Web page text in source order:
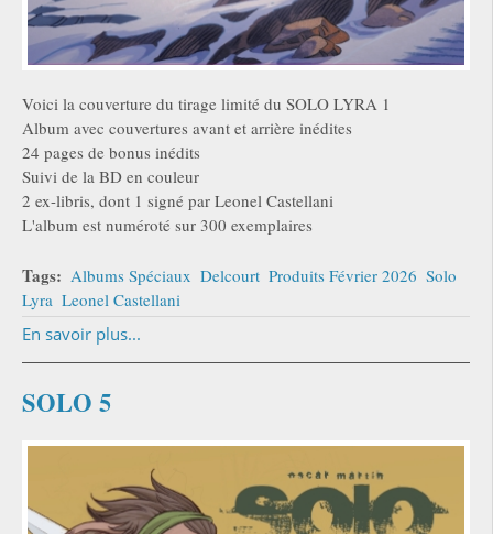
Voici la couverture du tirage limité du SOLO LYRA 1
Album avec couvertures avant et arrière inédites
24 pages de bonus inédits
Suivi de la BD en couleur
2 ex-libris, dont 1 signé par Leonel Castellani
L'album est numéroté sur 300 exemplaires
Tags: Albums Spéciaux Delcourt Produits Février 2026 Solo
Lyra Leonel Castellani
En savoir plus...
SOLO 5